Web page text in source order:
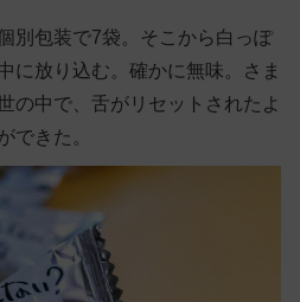
別包装で7袋。そこから白っぽ
に放り込む。確かに無味。さま
の中で、舌がリセットされたよ
できた。